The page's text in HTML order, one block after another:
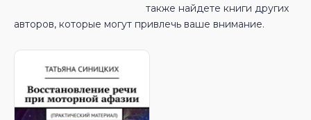
также найдете книги других
авторов, которые могут привлечь ваше внимание.